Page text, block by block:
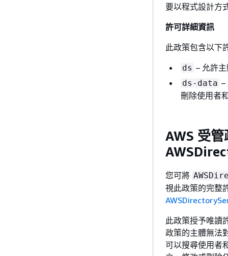
要以程式設計方
許可詳細資訊
此政策包含以下
ds – 允許
ds-data –
刪除使用者
AWS 受管
您可將
視此政策的完整
此政策授予唯讀
政策的主體無法
可以搜尋使用者